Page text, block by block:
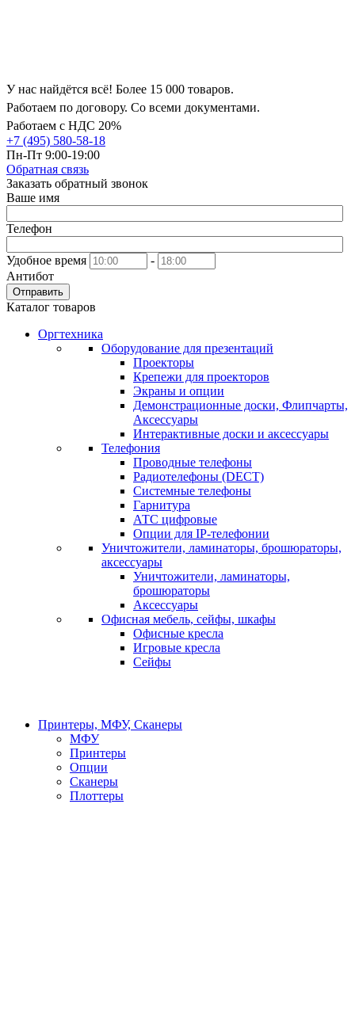
У нас найдётся всё! Более 15 000 товаров.
Работаем по договору. Со всеми документами.
Работаем с НДС 20%
+7 (495) 580-58-18
Пн-Пт 9:00-19:00
Обратная связь
Заказать обратный звонок
Ваше имя
Телефон
Удобное время
-
Антибот
Отправить
Каталог товаров
Оргтехника
Оборудование для презентаций
Проекторы
Крепежи для проекторов
Экраны и опции
Демонстрационные доски, Флипчарты,
Аксессуары
Интерактивные доски и аксессуары
Телефония
Проводные телефоны
Радиотелефоны (DECT)
Системные телефоны
Гарнитура
АТС цифровые
Опции для IP-телефонии
Уничтожители, ламинаторы, брошюраторы,
аксессуары
Уничтожители, ламинаторы,
брошюраторы
Аксессуары
Офисная мебель, сейфы, шкафы
Офисные кресла
Игровые кресла
Сейфы
Принтеры, МФУ, Сканеры
МФУ
Принтеры
Опции
Сканеры
Плоттеры